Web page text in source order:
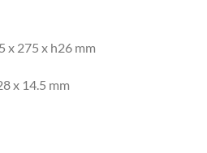
x 275 x h26 mm
x 14.5 mm